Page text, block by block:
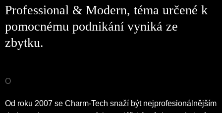
Professional & Modern, téma určené k
pomocnému podnikání vyniká ze
zbytku.
O
Od roku 2007 se Charm-Tech snaží být nejprofesionálnějším